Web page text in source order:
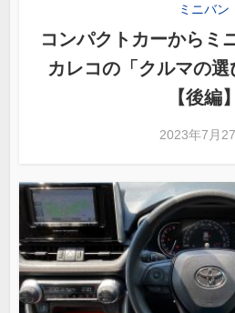
ミニバン
コンパクトカーからミ
カレコの「クルマの
【後編】
2023年7月